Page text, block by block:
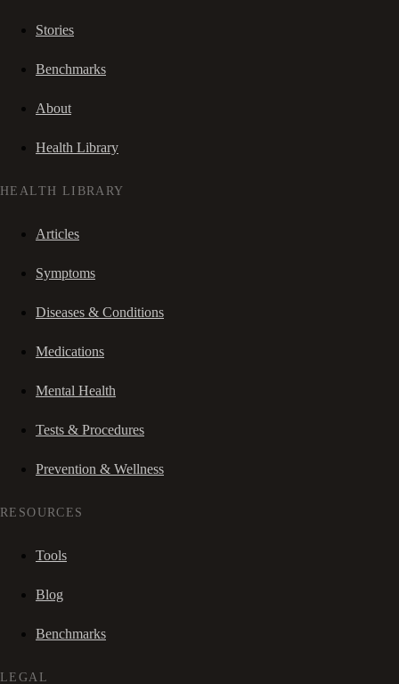
Stories
Benchmarks
About
Health Library
HEALTH LIBRARY
Articles
Symptoms
Diseases & Conditions
Medications
Mental Health
Tests & Procedures
Prevention & Wellness
RESOURCES
Tools
Blog
Benchmarks
LEGAL